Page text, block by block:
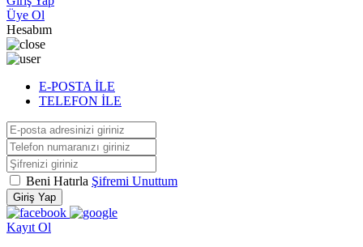
Üye Ol
Hesabım
E-POSTA İLE
TELEFON İLE
Beni Hatırla Şifremi Unuttum
Giriş Yap
Kayıt Ol